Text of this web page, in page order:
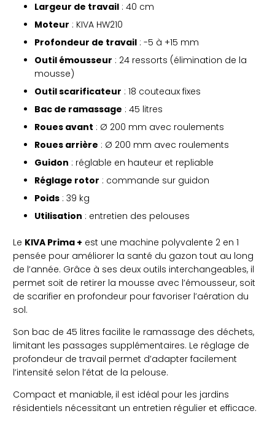
Largeur de travail : 40 cm
Moteur : KIVA HW210
Profondeur de travail : -5 à +15 mm
Outil émousseur : 24 ressorts (élimination de la
mousse)
Outil scarificateur : 18 couteaux fixes
Bac de ramassage : 45 litres
Roues avant : Ø 200 mm avec roulements
Roues arrière : Ø 200 mm avec roulements
Guidon : réglable en hauteur et repliable
Réglage rotor : commande sur guidon
Poids : 39 kg
Utilisation : entretien des pelouses
Le KIVA Prima + est une machine polyvalente 2 en 1
pensée pour améliorer la santé du gazon tout au long
de l’année. Grâce à ses deux outils interchangeables, il
permet soit de retirer la mousse avec l’émousseur, soit
de scarifier en profondeur pour favoriser l’aération du
sol.
Son bac de 45 litres facilite le ramassage des déchets,
limitant les passages supplémentaires. Le réglage de
profondeur de travail permet d’adapter facilement
l’intensité selon l’état de la pelouse.
Compact et maniable, il est idéal pour les jardins
résidentiels nécessitant un entretien régulier et efficace.